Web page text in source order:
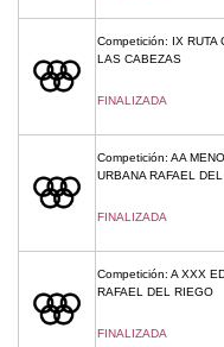
Competición: IX RUTA
LAS CABEZAS
FINALIZADA
Competición: AA
URBANA RAFAEL
FINALIZADA
Competición: A XXX
RAFAEL DEL RIEGO
FINALIZADA